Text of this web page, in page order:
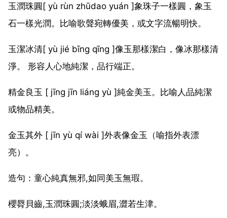
玉潤珠圓[ yù rùn zhūdao yuán ]象珠子一樣圓，象玉
石一樣光潤。比喻歌聲宛轉優美，或文字流暢明快。
玉潔冰清[ yù jié bīng qīng ]像玉那樣潔白，像冰那樣清
淨。 形容人心地純潔，品行端正。
精金良玉 [ jīng jīn liáng yù ]純金美玉。比喻人品純潔
或物品精美。
金玉其外 [ jīn yù qí wài ]外表像金玉（喻指外表漂
亮）。
造句：童心純真無邪,如同美玉無瑕。
櫻脣貝齒,玉潤珠圓;淡淡蛾眉,澀若生津。